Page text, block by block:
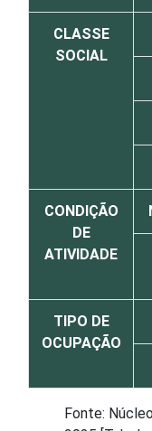
CLASSE
SOCIAL
CONDIÇÃO
DE
ATIVIDADE
TIPO DE
OCUPAÇÃO
Fonte: